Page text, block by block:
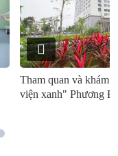
Tham quan và khám
viện xanh" Phương